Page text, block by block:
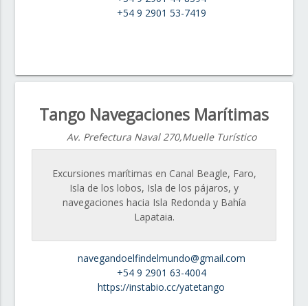
+54 9 2901 53-7419
Tango Navegaciones Marítimas
Av. Prefectura Naval 270,Muelle Turístico
Excursiones marítimas en Canal Beagle, Faro,
Isla de los lobos, Isla de los pájaros, y
navegaciones hacia Isla Redonda y Bahía
Lapataia.
navegandoelfindelmundo@gmail.com
+54 9 2901 63-4004
https://instabio.cc/yatetango